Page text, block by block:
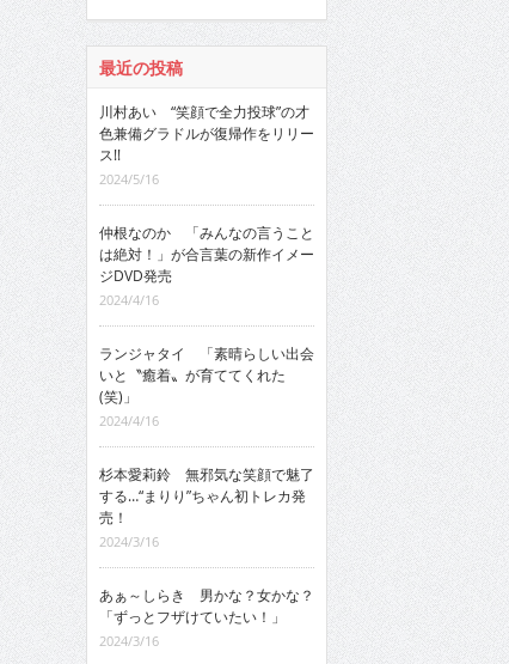
最近の投稿
川村あい “笑顔で全力投球”の才
色兼備グラドルが復帰作をリリー
ス!!
2024/5/16
仲根なのか 「みんなの言うこと
は絶対！」が合言葉の新作イメー
ジDVD発売
2024/4/16
ランジャタイ 「素晴らしい出会
いと〝癒着〟が育ててくれた
(笑)」
2024/4/16
杉本愛莉鈴 無邪気な笑顔で魅了
する…“まりり”ちゃん初トレカ発
売！
2024/3/16
あぁ～しらき 男かな？女かな？
「ずっとフザけていたい！」
2024/3/16